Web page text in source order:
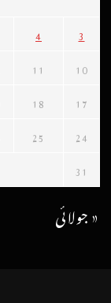
3
4
10
11
17
18
24
25
31
« جولائی